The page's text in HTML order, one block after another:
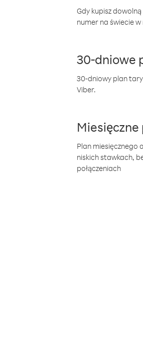
Gdy kupisz
numer na świecie
30-dniowe
30-dniowy plan
Viber.
Plan miesięcznego
niskich stawkach,
połączeniach